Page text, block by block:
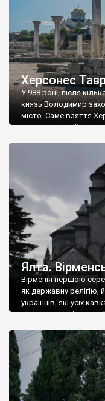
Херсонес
У 988 році, після
князь Володимир
місто. Саме взяття
диктувати свої умови
Херсонесі
А потім було
Ялта.
Вірменія першою
як державну релігію,
українців, які усіх
є відданими вірянами